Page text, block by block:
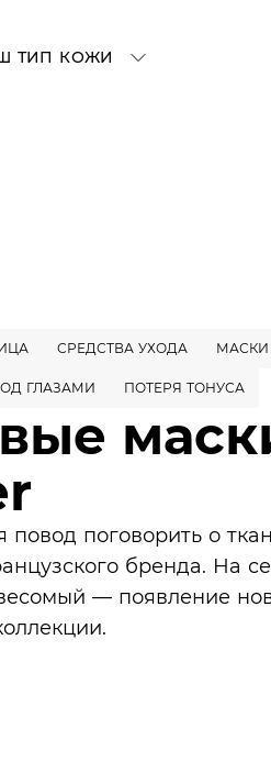
ТИП КОЖИ
СРЕДСТВА УХОДА МАСКИ
ГЛАЗАМИ ПОТЕРЯ ТОНУСА
повод поговорить о
бренда. На
— появление